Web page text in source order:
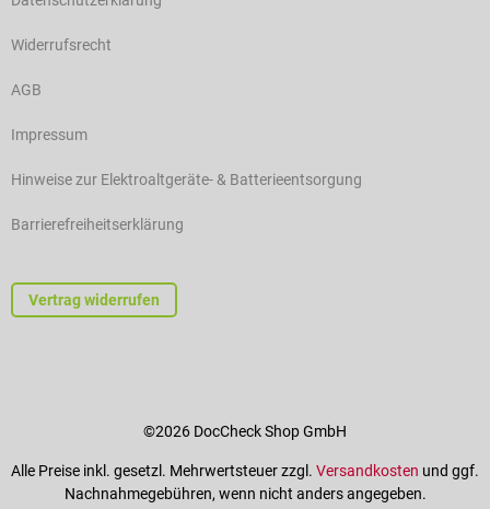
Widerrufsrecht
AGB
Impressum
Hinweise zur Elektroaltgeräte- & Batterieentsorgung
Barrierefreiheitserklärung
Vertrag widerrufen
©2026 DocCheck Shop GmbH
Alle Preise inkl. gesetzl. Mehrwertsteuer zzgl. Versandkosten und ggf.
Nachnahmegebühren, wenn nicht anders angegeben.